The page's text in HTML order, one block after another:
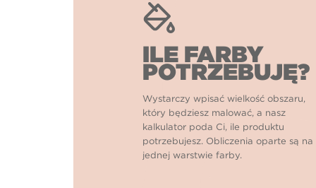
ILE FARBY
POTRZEBUJĘ?
Wystarczy wpisać wielkość obszaru,
który będziesz malować, a nasz
kalkulator poda Ci, ile produktu
potrzebujesz. Obliczenia oparte są na
jednej warstwie farby.